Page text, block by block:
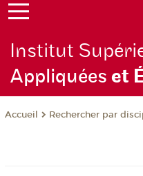
Institut
Appliquéeset
Accueil Rechercher par